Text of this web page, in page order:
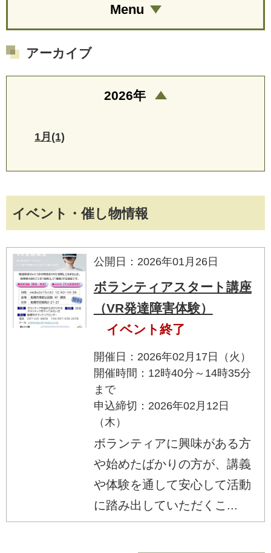
イベント・催し物情報
公開日：2026年01月26日
ボランティアスタート講座
（VR発達障害体験）
イベント終了
開催日：2026年02月17日（火）
開催時間：12時40分～14時35分
まで
申込締切：2026年02月12日
（木）
ボランティアに興味がある方
や始めたばかりの方が、講義
や体験を通して安心して活動
に踏み出していただくこ...
Menu
アーカイブ
2026年
1月(1)